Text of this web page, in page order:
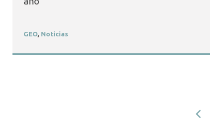
GEO, Noticias